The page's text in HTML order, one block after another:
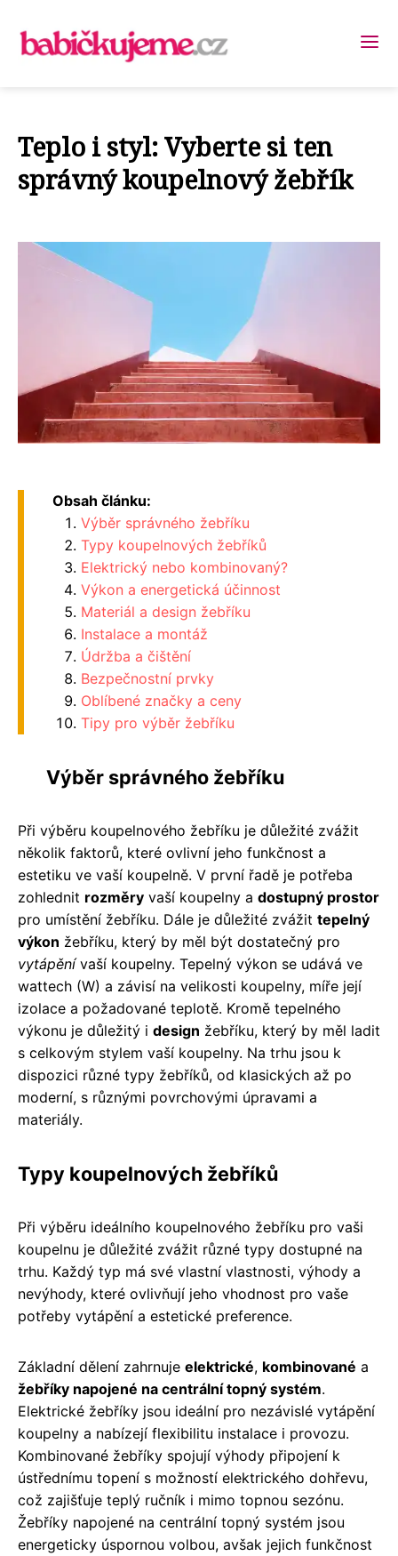
Teplo i styl: Vyberte si ten
správný koupelnový žebřík
Obsah článku:
Výběr správného žebříku
Typy koupelnových žebříků
Elektrický nebo kombinovaný?
Výkon a energetická účinnost
Materiál a design žebříku
Instalace a montáž
Údržba a čištění
Bezpečnostní prvky
Oblíbené značky a ceny
Tipy pro výběr žebříku
Výběr správného žebříku
Při výběru koupelnového žebříku je důležité zvážit
několik faktorů, které ovlivní jeho funkčnost a
estetiku ve vaší koupelně. V první řadě je potřeba
zohlednit rozměry vaší koupelny a dostupný prostor
pro umístění žebříku. Dále je důležité zvážit tepelný
výkon žebříku, který by měl být dostatečný pro
vytápěnívaší koupelny. Tepelný výkon se udává ve
wattech (W) a závisí na velikosti koupelny, míře její
izolace a požadované teplotě. Kromě tepelného
výkonu je důležitý i design žebříku, který by měl ladit
s celkovým stylem vaší koupelny. Na trhu jsou k
dispozici různé typy žebříků, od klasických až po
moderní, s různými povrchovými úpravami a
materiály.
Typy koupelnových žebříků
Při výběru ideálního koupelnového žebříku pro vaši
koupelnu je důležité zvážit různé typy dostupné na
trhu. Každý typ má své vlastní vlastnosti, výhody a
nevýhody, které ovlivňují jeho vhodnost pro vaše
potřeby vytápění a estetické preference.
Základní dělení zahrnuje elektrické, kombinované a
žebříky napojené na centrální topný systém.
Elektrické žebříky jsou ideální pro nezávislé vytápění
koupelny a nabízejí flexibilitu instalace i provozu.
Kombinované žebříky spojují výhody připojení k
ústřednímu topení s možností elektrického dohřevu,
což zajišťuje teplý ručník i mimo topnou sezónu.
Žebříky napojené na centrální topný systém jsou
energeticky úspornou volbou, avšak jejich funkčnost